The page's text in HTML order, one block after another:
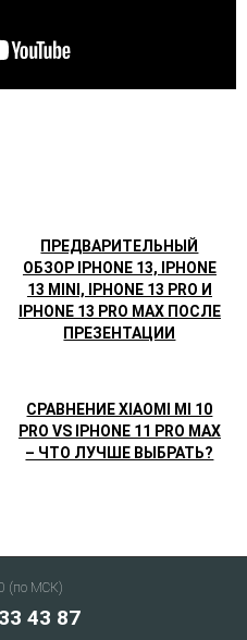
ПРЕДВАРИТЕЛЬНЫЙ
ОБЗОР IPHONE 13, IPHONE
13 MINI, IPHONE 13 PRO И
IPHONE 13 PRO MAX ПОСЛЕ
ПРЕЗЕНТАЦИИ
СРАВНЕНИЕ XIAOMI MI 10
PRO VS IPHONE 11 PRO MAX
– ЧТО ЛУЧШЕ ВЫБРАТЬ?
(по МСК)
43 87